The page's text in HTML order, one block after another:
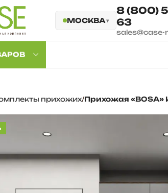
МОСКВА
8 (800)
63
sales@case-
прихожих Прихожая «BOSA»